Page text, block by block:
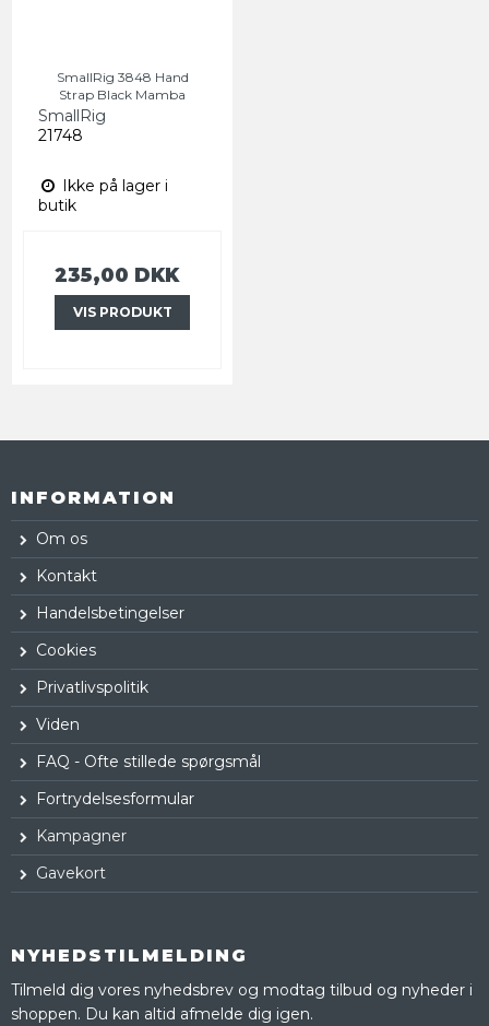
SmallRig 3848 Hand
Strap Black Mamba
SmallRig
21748
Ikke på lager i
butik
235,00 DKK
VIS PRODUKT
INFORMATION
Om os
Kontakt
Handelsbetingelser
Cookies
Privatlivspolitik
Viden
FAQ - Ofte stillede spørgsmål
Fortrydelsesformular
Kampagner
Gavekort
NYHEDSTILMELDING
Tilmeld dig vores nyhedsbrev og modtag tilbud og nyheder i
shoppen. Du kan altid afmelde dig igen.